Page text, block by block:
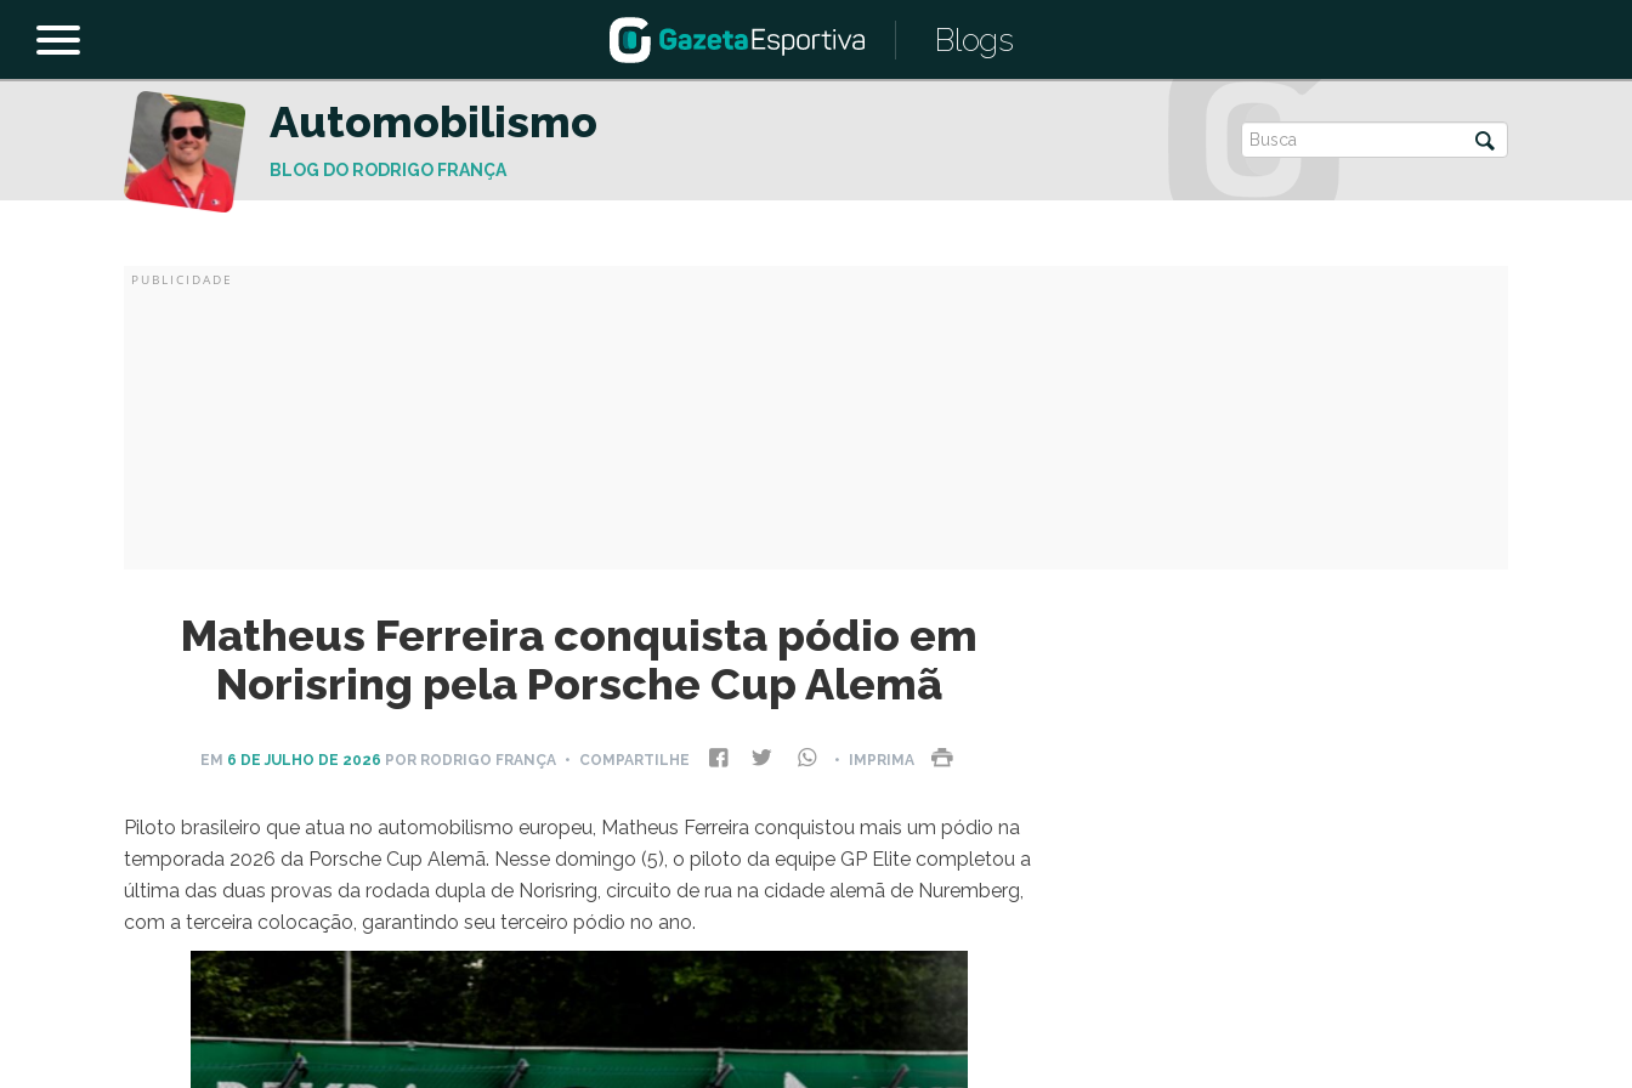
Blogs
Automobilismo
BLOG DO RODRIGO FRANÇA
Matheus Ferreira conquista pódio em
Norisring pela Porsche Cup Alemã
EM 6 DE JULHO DE 2026 POR RODRIGO FRANÇA • COMPARTILHE • IMPRIMA
Piloto brasileiro que atua no automobilismo europeu, Matheus Ferreira conquistou mais um pódio na
temporada 2026 da Porsche Cup Alemã. Nesse domingo (5), o piloto da equipe GP Elite completou a
última das duas provas da rodada dupla de Norisring, circuito de rua na cidade alemã de Nuremberg,
com a terceira colocação, garantindo seu terceiro pódio no ano.